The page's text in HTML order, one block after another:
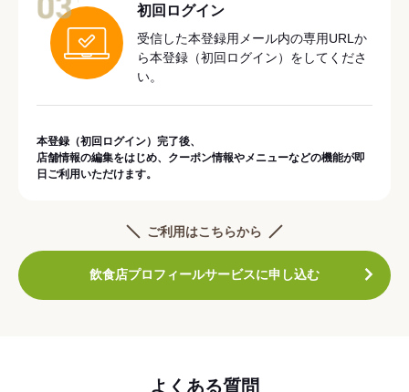
初回ログイン
受信した本登録用メール内の専用URLか
ら本登録（初回ログイン）をしてくださ
い。
本登録（初回ログイン）完了後、
店舗情報の編集をはじめ、クーポン情報やメニューなどの機能が即
日ご利用いただけます。
ご利用はこちらから
飲食店プロフィールサービスに申し込む
よくある質問